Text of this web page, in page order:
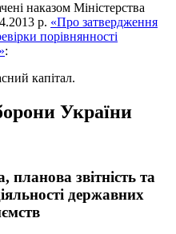
наказом Міністерства
р. «Про затвердження
порівнянності
:
капітал.
України
планова звітність та
державних